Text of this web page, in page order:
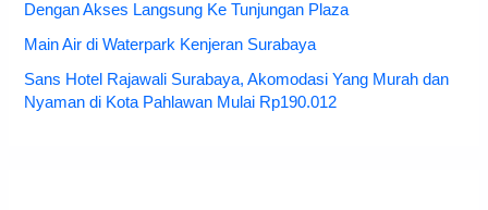
Dengan Akses Langsung Ke Tunjungan Plaza
Main Air di Waterpark Kenjeran Surabaya
Sans Hotel Rajawali Surabaya, Akomodasi Yang Murah dan
Nyaman di Kota Pahlawan Mulai Rp190.012